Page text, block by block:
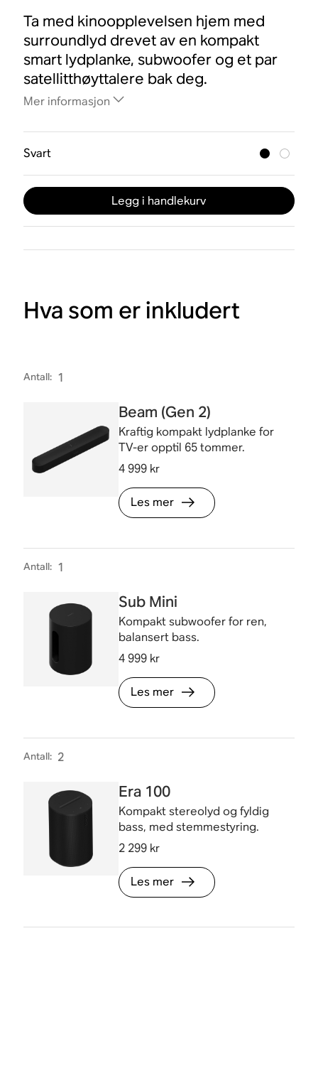
Ta med kinoopplevelsen hjem med
surroundlyd drevet av en kompakt
smart lydplanke, subwoofer og et par
satellitthøyttalere bak deg.
Mer informasjon
Svart
Legg i handlekurv
Hva som er inkludert
Antall: 1
Beam (Gen 2)
Kraftig kompakt lydplanke for
TV-er opptil 65 tommer.
4 999 kr
Les mer
Antall: 1
Sub Mini
Kompakt subwoofer for ren,
balansert bass.
4 999 kr
Les mer
Antall: 2
Era 100
Kompakt stereolyd og fyldig
bass, med stemmestyring.
2 299 kr
Les mer